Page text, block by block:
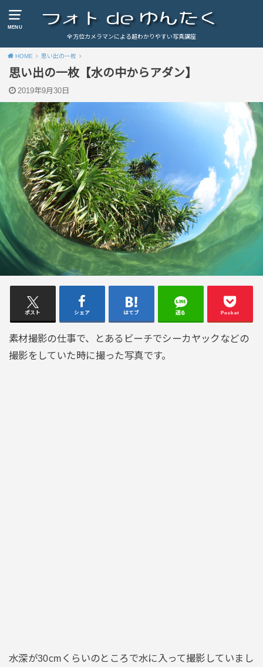
MENU
全方位カメラマンによる超わかりやすい写真講座
HOME 思い出の一枚
思い出の一枚【水の中からアダン】
2019年9月30日
ポスト シェア はてブ 送る Pocket
素材撮影の仕事で、とあるビーチでシーカヤックなどの
撮影をしていた時に撮った写真です。
水深が30cmくらいのところで水に入って撮影していまし